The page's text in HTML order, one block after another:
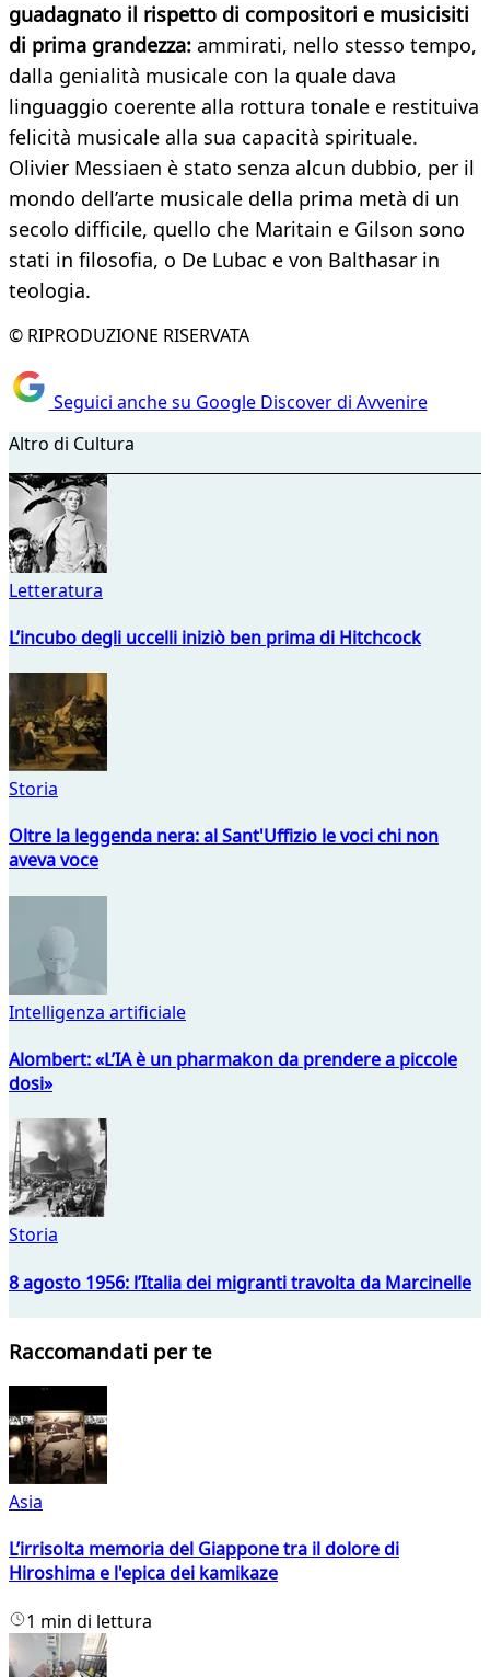
guadagnato il rispetto di compositori e musicisiti
di prima grandezza: ammirati, nello stesso tempo,
dalla genialità musicale con la quale dava
linguaggio coerente alla rottura tonale e restituiva
felicità musicale alla sua capacità spirituale.
Olivier Messiaen è stato senza alcun dubbio, per il
mondo dell’arte musicale della prima metà di un
secolo difficile, quello che Maritain e Gilson sono
stati in filosofia, o De Lubac e von Balthasar in
teologia.
© RIPRODUZIONE RISERVATA
Seguici anche su Google Discover di Avvenire
Altro di Cultura
Letteratura
L’incubo degli uccelli iniziò ben prima di Hitchcock
Storia
Oltre la leggenda nera: al Sant'Uffizio le voci chi non
aveva voce
Intelligenza artificiale
Alombert: «L’IA è un pharmakon da prendere a piccole
dosi»
Storia
8 agosto 1956: l’Italia dei migranti travolta da Marcinelle
Raccomandati per te
Asia
L’irrisolta memoria del Giappone tra il dolore di
Hiroshima e l'epica dei kamikaze
1 min di lettura